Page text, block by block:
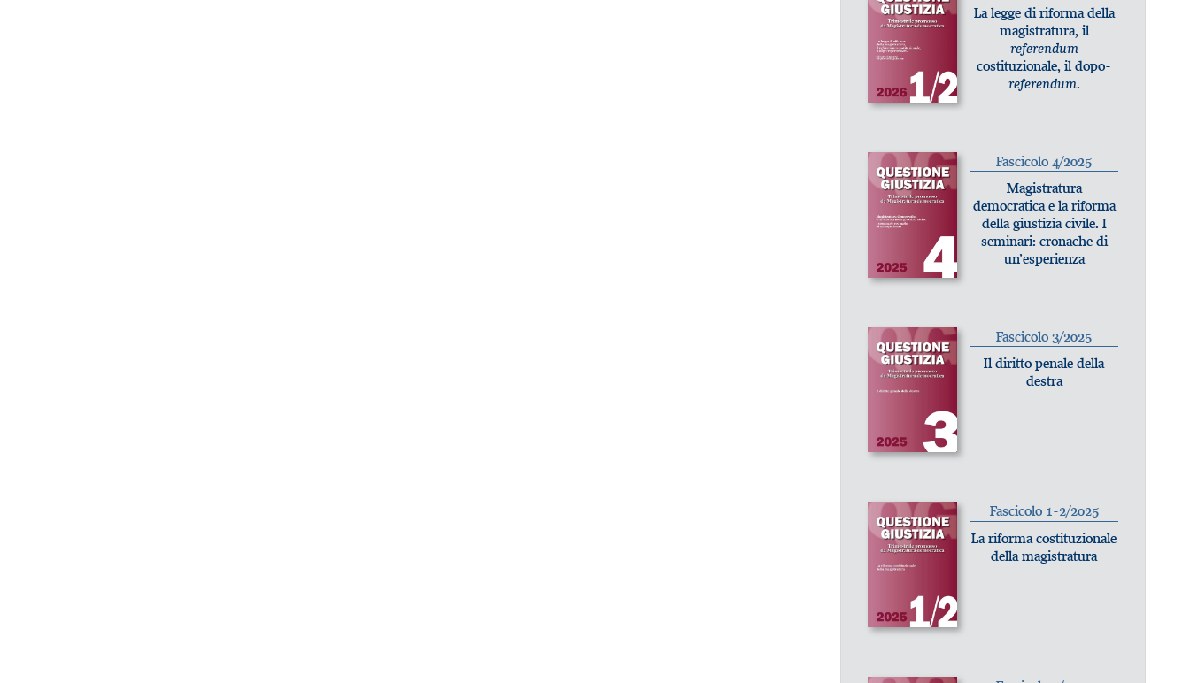
La legge di riforma della
magistratura, il
referendum
costituzionale, il dopo-
referendum.
Fascicolo 4/2025
Magistratura
democratica e la riforma
della giustizia civile. I
seminari: cronache di
un’esperienza
Fascicolo 3/2025
Il diritto penale della
destra
Fascicolo 1-2/2025
La riforma costituzionale
della magistratura